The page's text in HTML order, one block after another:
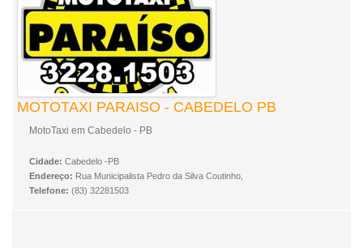
MOTOTAXI PARAISO - CABEDELO PB
MotoTaxi em Cabedelo - PB
Cidade: Cabedelo -PB
Endereço: Rua Municipalista Pedro da Silva Coutinho,
Telefone: (83) 32281503